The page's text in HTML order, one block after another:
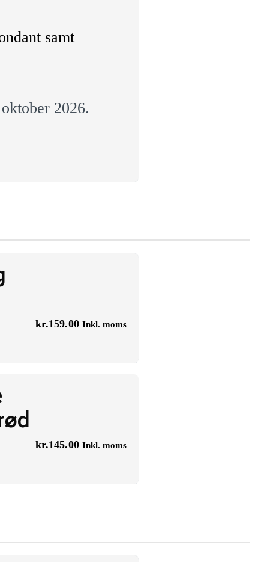
samt
2026.
kr.159.00 Inkl. moms
kr.145.00 Inkl. moms